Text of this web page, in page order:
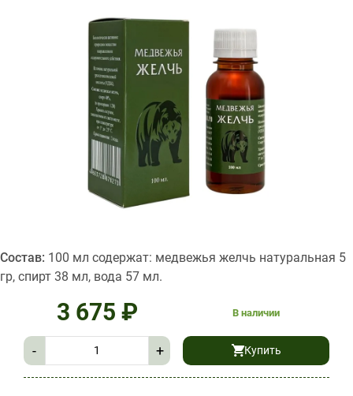
Состав: 100 мл содержат: медвежья желчь натуральная 5
гр, спирт 38 мл, вода 57 мл.
3 675 ₽ В наличии
- + Купить